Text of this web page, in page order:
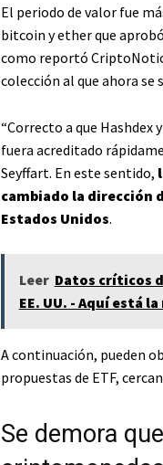
El periodo de valor fue
bitcoin y ether que
como reportó
colección al que ahora se
“Correcto a que
fuera acreditado
Seyffart. En este sentido,
cambiado la dirección
Estados Unidos.
Leer Datos críticos
EE. UU. - Aquí está
A continuación, pueden
propuestas de ETF,
Se demora